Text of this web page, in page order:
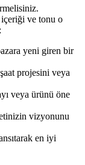
ve tonu o
yeni giren bir
projesini veya
veya ürünü öne
vizyonunu
en iyi